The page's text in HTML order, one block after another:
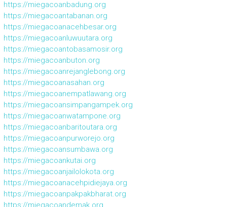
https://miegacoanbadung.org
https://miegacoantabanan.org
https://miegacoanacehbesar.org
https://miegacoanluwuutara.org
https://miegacoantobasamosir.org
https://miegacoanbuton.org
https://miegacoanrejanglebong.org
https://miegacoanasahan.org
https://miegacoanempatlawang.org
https://miegacoansimpangampek.org
https://miegacoanwatampone.org
https://miegacoanbaritoutara.org
https://miegacoanpurworejo.org
https://miegacoansumbawa.org
https://miegacoankutai.org
https://miegacoanjailolokota.org
https://miegacoanacehpidiejaya.org
https://miegacoanpakpakbharat.org
https://miegacoandemak.org